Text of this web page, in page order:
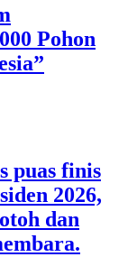
Pohon
puas finis
2026,
dan